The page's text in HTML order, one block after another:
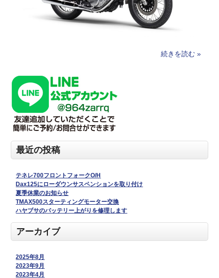
続きを読む »
最近の投稿
テネレ700フロントフォークO/H
Dax125にローダウンサスペンションを取り付け
夏季休業のお知らせ
TMAX500スターティングモーター交換
ハヤブサのバッテリー上がりを修理します
アーカイブ
2025年8月
2023年9月
2023年4月